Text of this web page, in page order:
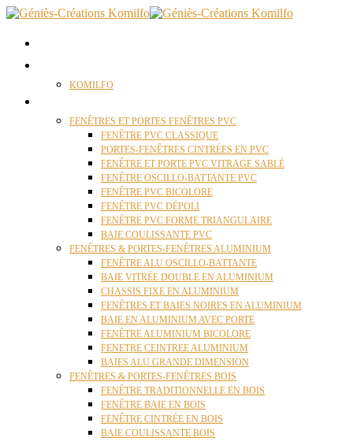
KOMILFO
FENÊTRES ET PORTES FENÊTRES PVC
FENÊTRE PVC CLASSIQUE
PORTES-FENÊTRES CINTRÉES EN PVC
FENÊTRE ET PORTE PVC VITRAGE SABLÉ
FENÊTRE OSCILLO-BATTANTE PVC
FENÊTRE PVC BICOLORE
FENÊTRE PVC DÉPOLI
FENÊTRE PVC FORME TRIANGULAIRE
BAIE COULISSANTE PVC
FENÊTRES & PORTES-FENÊTRES ALUMINIUM
FENÊTRE ALU OSCILLO-BATTANTE
BAIE VITRÉE DOUBLE EN ALUMINIUM
CHASSIS FIXE EN ALUMINIUM
FENÊTRES ET BAIES NOIRES EN ALUMINIUM
BAIE EN ALUMINIUM AVEC PORTE
FENÊTRE ALUMINIUM BICOLORE
FENETRE CEINTREE ALUMINIUM
BAIES ALU GRANDE DIMENSION
FENÊTRES & PORTES-FENÊTRES BOIS
FENÊTRE TRADITIONNELLE EN BOIS
FENÊTRE BAIE EN BOIS
FENÊTRE CINTRÉE EN BOIS
BAIE COULISSANTE BOIS